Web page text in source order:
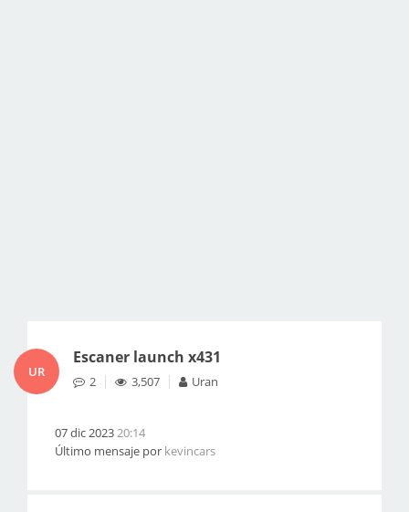
UR
Escaner launch x431
2 3,507 Uran
07 dic 202320:14
Último mensaje por kevincars